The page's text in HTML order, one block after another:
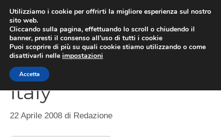
contenuto
Cisa, Giesse Made in
Italy
22 Aprile 2008 di Redazione
Utilizziamo i cookie per offrirti la migliore esperienza sul nostro
sito web.
Cliccando sulla pagina, effettuando lo scroll o chiudendo il
banner, presti il consenso all’uso di tutti i cookie
Puoi scoprire di più su quali cookie stiamo utilizzando o come
disattivarli nelle impostazioni
Accetta